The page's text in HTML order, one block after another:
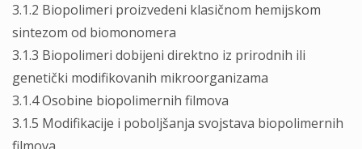
3.1.2 Biopolimeri proizvedeni klasičnom hemijskom
sintezom od biomonomera
3.1.3 Biopolimeri dobijeni direktno iz prirodnih ili
genetički modifikovanih mikroorganizama
3.1.4 Osobine biopolimernih filmova
3.1.5 Modifikacije i poboljšanja svojstava biopolimernih